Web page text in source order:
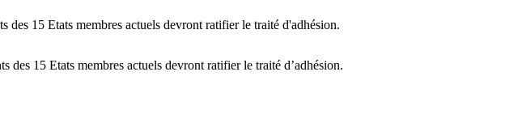
15 Etats membres actuels devront ratifier le traité d'adhésion.
des 15 Etats membres actuels devront ratifier le traité d’adhésion.